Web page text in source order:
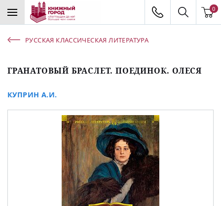
0
РУССКАЯ КЛАССИЧЕСКАЯ ЛИТЕРАТУРА
ГРАНАТОВЫЙ БРАСЛЕТ. ПОЕДИНОК. ОЛЕСЯ
КУПРИН А.И.